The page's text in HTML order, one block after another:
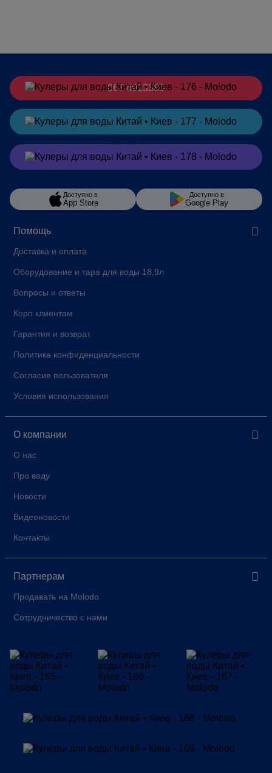
Помощь
Доставка и оплата
Оборудование и тара для воды 18,9л
Вопросы и ответы
Корп клиентам
Гарантия и возврат
Политика конфиденциальности
Согласие пользователя
Условия использования
О компании
О нас
Про воду
Новости
Видеоновости
Контакты
Партнерам
Продавать на Molodo
Сотрудничество с нами
067 4913385
Заказатьв Telegram
Заказать в Viber
Доступно в
App Store
Доступно в
Google Play